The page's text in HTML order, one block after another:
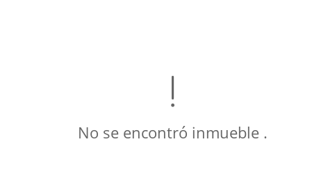
No se encontró inmueble .